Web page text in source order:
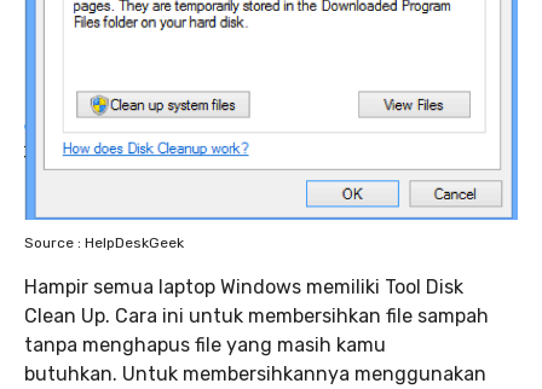
Source : HelpDeskGeek
Hampir semua laptop Windows memiliki Tool Disk
Clean Up. Cara ini untuk membersihkan file sampah
tanpa menghapus file yang masih kamu
butuhkan. Untuk membersihkannya menggunakan